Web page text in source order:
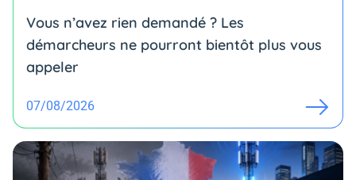
Vous n’avez rien demandé ? Les
démarcheurs ne pourront bientôt plus vous
appeler
07/08/2026